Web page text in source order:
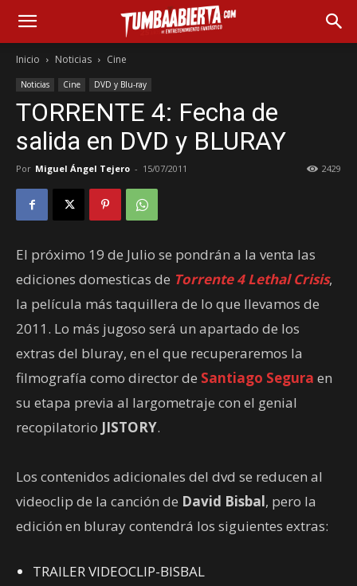
Inicio Noticias Cine
Noticias Cine DVD y Blu-ray
TORRENTE 4: Fecha de
salida en DVD y BLURAY
Por Miguel Ángel Tejero - 15/07/2011 2429
El próximo 19 de Julio se pondrán a la venta las
ediciones domesticas de Torrente 4 Lethal Crisis,
la película más taquillera de lo que llevamos de
2011. Lo más jugoso será un apartado de los
extras del bluray, en el que recuperaremos la
filmografía como director de Santiago Segura en
su etapa previa al largometraje con el genial
recopilatorio JISTORY.
Los contenidos adicionales del dvd se reducen al
videoclip de la canción de David Bisbal, pero la
edición en bluray contendrá los siguientes extras:
TRAILER VIDEOCLIP-BISBAL